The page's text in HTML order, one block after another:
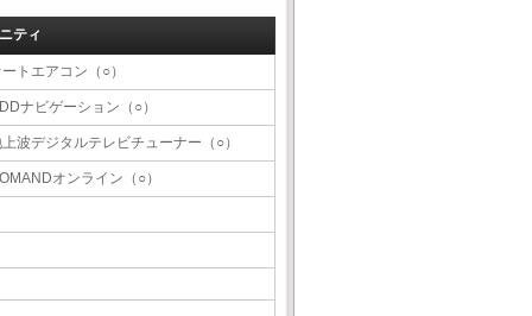
ティ
トエアコン（○）
ナビゲーション（○）
波デジタルテレビチューナー（○）
オンライン（○）